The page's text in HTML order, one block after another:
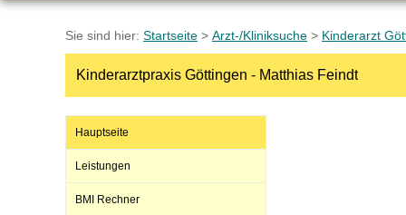
Das erste Jahr
Baby: U1 bis U6
Impfkalender
Notrufnummern
Notdienste
BMI-Rechner
Sie sind hier: Startseite > Arzt-/Kliniksuche > Kinderarzt
Kinderarztpraxis Göttingen - Matthias Feindt
Hauptseite
Leistungen
BMI Rechner